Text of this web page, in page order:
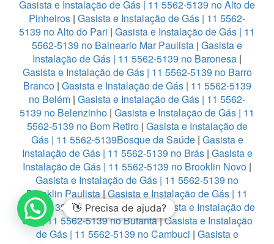
Gasista e Instalação de Gás | 11 5562-5139 no Alto de
Pinheiros | Gasista e Instalação de Gás | 11 5562-
5139 no Alto do Pari | Gasista e Instalação de Gás | 11
5562-5139 no Balneario Mar Paulista | Gasista e
Instalação de Gás | 11 5562-5139 no Baronesa |
Gasista e Instalação de Gás | 11 5562-5139 no Barro
Branco| Gasista e Instalação de Gás | 11 5562-5139
no Belém | Gasista e Instalação de Gás | 11 5562-
5139 no Belenzinho | Gasista e Instalação de Gás | 11
5562-5139 no Bom Retiro| Gasista e Instalação de
Gás | 11 5562-5139Bosque da Saúde| Gasista e
Instalação de Gás | 11 5562-5139 no Brás| Gasista e
Instalação de Gás | 11 5562-5139 no Brooklin Novo |
Gasista e Instalação de Gás | 11 5562-5139 no
Brooklin Paulista | Gasista e Instalação de Gás | 11
5562-5139 no Burgo Paulista|Gasista e Instalação de
Gás | 11 5562-5139 no Butantã|Gasista e Instalação
de Gás | 11 5562-5139 no Cambuci | Gasista e
👋 Precisa de ajuda?